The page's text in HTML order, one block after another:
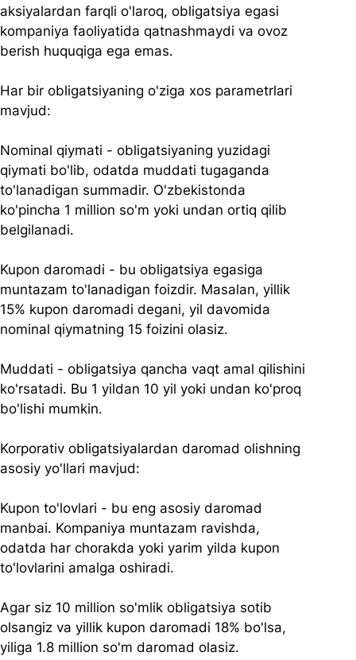
aksiyalardan farqli o'laroq, obligatsiya egasi
kompaniya faoliyatida qatnashmaydi va ovoz
berish huquqiga ega emas.
Har bir obligatsiyaning o'ziga xos parametrlari
mavjud:
Nominal qiymati - obligatsiyaning yuzidagi
qiymati bo'lib, odatda muddati tugaganda
to'lanadigan summadir. O'zbekistonda
ko'pincha 1 million so'm yoki undan ortiq qilib
belgilanadi.
Kupon daromadi - bu obligatsiya egasiga
muntazam to'lanadigan foizdir. Masalan, yillik
15% kupon daromadi degani, yil davomida
nominal qiymatning 15 foizini olasiz.
Muddati - obligatsiya qancha vaqt amal qilishini
ko'rsatadi. Bu 1 yildan 10 yil yoki undan ko'proq
bo'lishi mumkin.
Korporativ obligatsiyalardan daromad olishning
asosiy yo'llari mavjud:
Kupon to'lovlari - bu eng asosiy daromad
manbai. Kompaniya muntazam ravishda,
odatda har chorakda yoki yarim yilda kupon
to'lovlarini amalga oshiradi.
Agar siz 10 million so'mlik obligatsiya sotib
olsangiz va yillik kupon daromadi 18% bo'lsa,
yiliga 1.8 million so'm daromad olasiz.